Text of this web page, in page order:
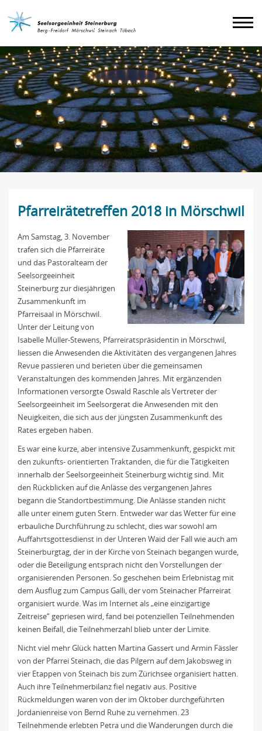
Agenda
Impressum
Pfarreirätetreffen 2018 in Mörschwil
Am Samstag, 3. November
trafen sich die Pfarreiräte
und das Pastoralteam der
Seelsorgeeinheit
Steinerburg zur diesjährigen
Zusammenkunft im
Pfarreisaal in Mörschwil.
Unter der Leitung von
Isabelle Müller-Stewens, Pfarreiratspräsidentin in Mörschwil,
liessen die Anwesenden die Aktivitäten des vergangenen Jahres
Revue passieren und berieten über die gemeinsamen
Veranstaltungen des kommenden Jahres. Mit ergänzenden
Informationen versorgte Oswald Raschle als Vertreter der
Seelsorgeeinheit im Seelsorgerat die Anwesenden mit den
Neuigkeiten, die sich aus der jüngsten Zusammenkunft des
Rates ergeben haben.
Es war eine kurze, aber intensive Zusammenkunft, gespickt mit
den zukunfts- orientierten Traktanden, die für die Tätigkeiten
innerhalb der Seelsorgeeinheit Steinerburg wichtig sind. Mit
den Rückblicken auf die Anlässe des vergangenen Jahres
begann die Standortbestimmung. Die Anlässe standen nicht
alle unter einem guten Stern. Entweder war das Wetter für eine
erbauliche Durchführung zu schlecht, dies war sowohl am
Auffahrtsgottesdienst in der Unteren Waid der Fall wie auch am
Steinerburgtag, der in der Kirche von Steinach begangen wurde,
oder die Beteiligung entsprach nicht den Vorstellungen der
organisierenden Personen. So geschehen beim Erlebnistag mit
dem Ausflug zum Campus Galli, der vom Steinacher Pfarreirat
organisiert wurde. Was im Internet als „eine einzigartige
Zeitreise“ gepriesen wird, fand bei potenziellen Teilnehmenden
keinen Beifall, die Teilnehmerzahl blieb unter der Limite.
Nicht viel mehr Glück hatten Martina Gassert und Armin Fässler
von der Pfarrei Steinach, die das Pilgern auf dem Jakobsweg in
vier Etappen von Steinach bis zum Zürichsee organisiert hatten.
Auch ihre Teilnehmerbilanz fiel negativ aus. Positive
Rückmeldungen waren von der im Oktober durchgeführten
Jordanienreise von Bernd Ruhe zu vernehmen. 23
Teilnehmende erlebten Petra und die Wanderungen durch die